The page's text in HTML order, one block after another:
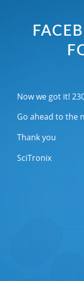
Now we got it!
Go ahead to the
Thank you
SciTronix